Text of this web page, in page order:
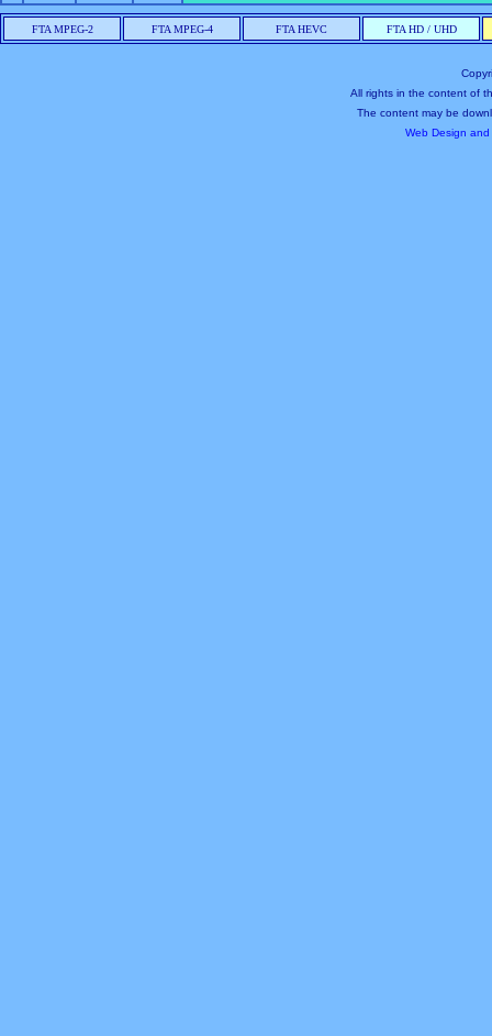
FTA MPEG-2 FTA MPEG-4 FTA HEVC FTA HD / UHD
All rights in the content of
The content may be
Web Design and